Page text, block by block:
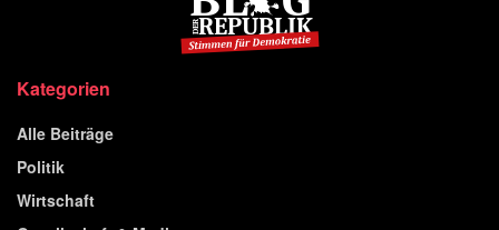
Kategorien
Alle Beiträge
Politik
Wirtschaft